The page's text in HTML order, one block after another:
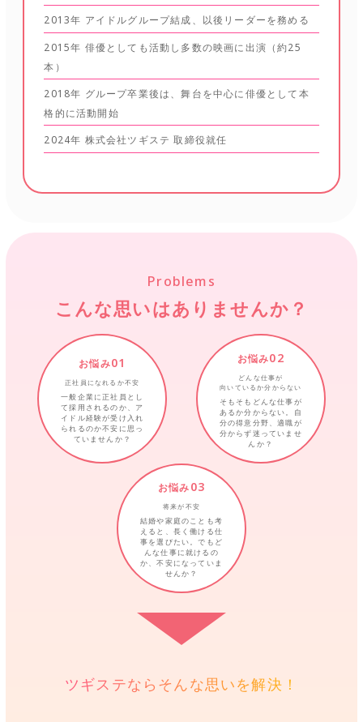
2013年 アイドルグループ結成、以後リーダーを務める
2015年 俳優としても活動し多数の映画に出演（約25
本）
2018年 グループ卒業後は、舞台を中心に俳優として本
格的に活動開始
2024年 株式会社ツギステ 取締役就任
Problems
こんな思いはありませんか？
お悩み01
正社員になれるか不安
一般企業に正社員とし
て採用されるのか、ア
イドル経験が受け入れ
られるのか不安に思っ
ていませんか？
お悩み02
どんな仕事が
向いているか分からない
そもそもどんな仕事が
あるか分からない。自
分の得意分野、適職が
分からず迷っていませ
んか？
お悩み03
将来が不安
結婚や家庭のことも考
えると、長く働ける仕
事を選びたい。でもど
んな仕事に就けるの
か、不安になっていま
せんか？
ツギステならそんな思いを解決！